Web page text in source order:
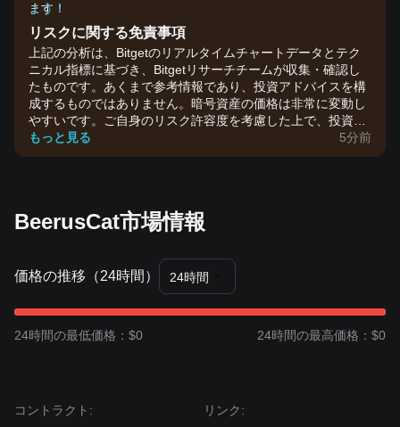
ます！
ょう！
リスクに関する免責事項
上記の分析は、Bitgetのリアルタイムチャートデータとテク
ニカル指標に基づき、Bitgetリサーチチームが収集・確認し
たものです。あくまで参考情報であり、投資アドバイスを構
成するものではありません。暗号資産の価格は非常に変動し
やすいです。ご自身のリスク許容度を考慮した上で、投資判
断を行ってください。
もっと見る 5分前
BeerusCat市場情報
価格の推移（24時間） 24時間
24時間の最低価格：$0 24時間の最高価格：$0
コントラクト :
リンク: